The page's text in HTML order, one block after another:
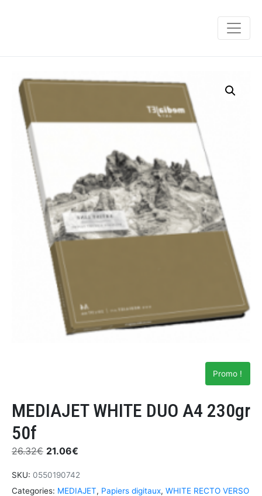
Promo !
MEDIAJET WHITE DUO A4 230gr
50f
26.32€ 21.06€
SKU: 0550190742
Categories: MEDIAJET, Papiers digitaux, WHITE RECTO VERSO